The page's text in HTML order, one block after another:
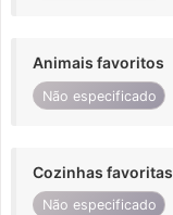
Animais favoritos
Não especificado
Cozinhas favoritas
Não especificado